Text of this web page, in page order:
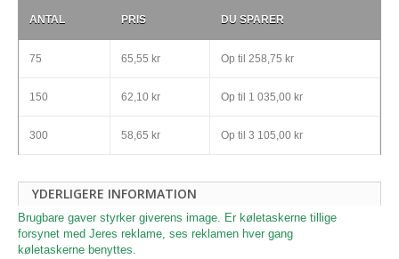
ANTAL PRIS DU SPARER
75 65,55 kr Op til 258,75 kr
150 62,10 kr Op til 1 035,00 kr
300 58,65 kr Op til 3 105,00 kr
YDERLIGERE INFORMATION
Brugbare gaver styrker giverens image. Er køletaskerne tillige
forsynet med Jeres reklame, ses reklamen hver gang
køletaskerne benyttes.